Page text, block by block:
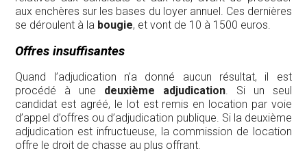
aux enchères sur les bases du loyer annuel. Ces dernières
se déroulent à la bougie, et vont de 10 à 1500 euros.
Offres insuffisantes
Quand l’adjudication n’a donné aucun résultat, il est
procédé à une deuxième adjudication. Si un seul
candidat est agréé, le lot est remis en location par voie
d’appel d’offres ou d’adjudication publique. Si la deuxième
adjudication est infructueuse, la commission de location
offre le droit de chasse au plus offrant.